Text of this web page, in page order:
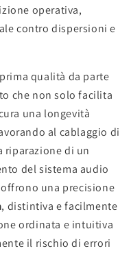
operativa,
contro dispersioni e
qualità da parte
che non solo facilita
una longevità
al cablaggio di
riparazione di un
del sistema audio
una precisione
, distintiva e facilmente
ordinata e intuitiva
il rischio di errori